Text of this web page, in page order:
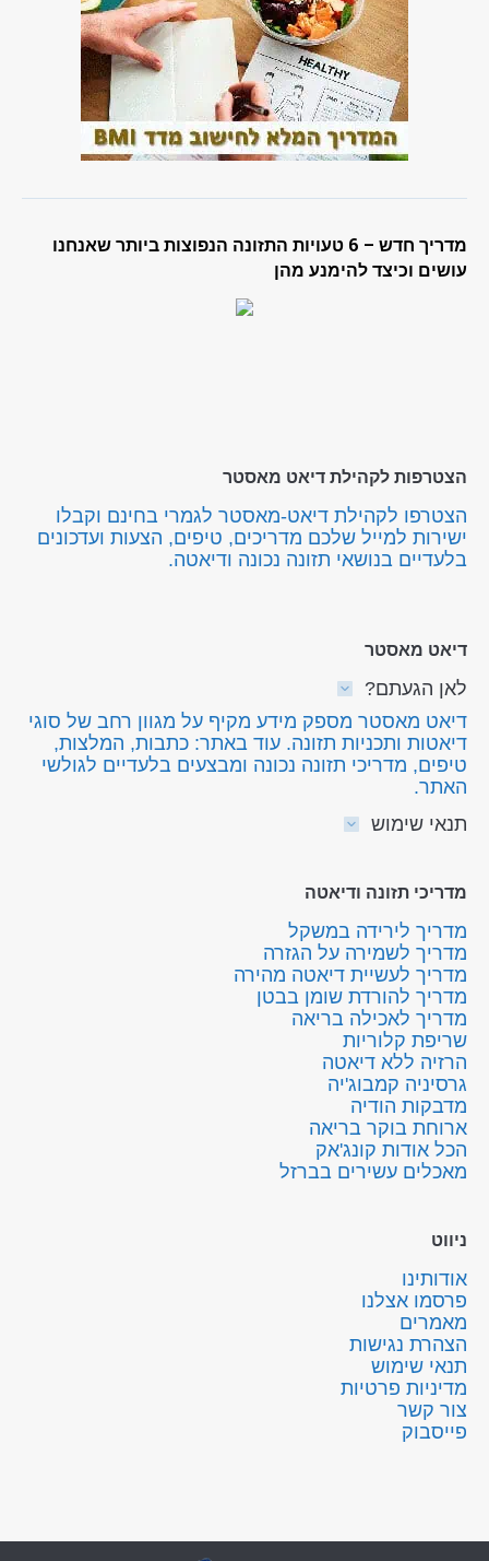
מדריך חדש – 6 טעויות התזונה הנפוצות ביותר שאנחנו
עושים וכיצד להימנע מהן
הצטרפות לקהילת דיאט מאסטר
הצטרפו לקהילת דיאט-מאסטר לגמרי בחינם וקבלו
ישירות למייל שלכם מדריכים, טיפים, הצעות ועדכונים
בלעדיים בנושאי תזונה נכונה ודיאטה.
דיאט מאסטר
לאן הגעתם?
דיאט מאסטר מספק מידע מקיף על מגוון רחב של סוגי
דיאטות ותכניות תזונה. עוד באתר: כתבות, המלצות,
טיפים, מדריכי תזונה נכונה ומבצעים בלעדיים לגולשי
האתר.
תנאי שימוש
מדריכי תזונה ודיאטה
מדריך לירידה במשקל
מדריך לשמירה על הגזרה
מדריך לעשיית דיאטה מהירה
מדריך להורדת שומן בבטן
מדריך לאכילה בריאה
שריפת קלוריות
הרזיה ללא דיאטה
גרסיניה קמבוג'יה
מדבקות הודיה
ארוחת בוקר בריאה
הכל אודות קונג'אק
מאכלים עשירים בברזל
ניווט
אודותינו
פרסמו אצלנו
מאמרים
הצהרת נגישות
תנאי שימוש
מדיניות פרטיות
צור קשר
פייסבוק